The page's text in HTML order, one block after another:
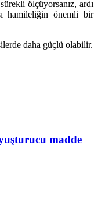
ölçüyorsanız, ardı
hamileliğin önemli bir
daha güçlü olabilir.
madde